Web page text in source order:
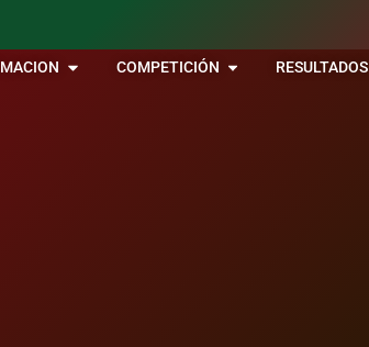
COMPETICIÓN RESULTADOS